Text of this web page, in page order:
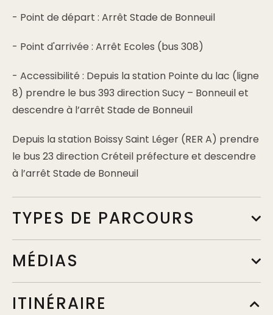
- Point de départ : Arrêt Stade de Bonneuil
- Point d'arrivée : Arrêt Ecoles (bus 308)
- Accessibilité : Depuis la station Pointe du lac (ligne
8) prendre le bus 393 direction Sucy – Bonneuil et
descendre à l’arrêt Stade de Bonneuil
Depuis la station Boissy Saint Léger (RER A) prendre
le bus 23 direction Créteil préfecture et descendre
à l’arrêt Stade de Bonneuil
TYPES DE PARCOURS
MÉDIAS
ITINÉRAIRE